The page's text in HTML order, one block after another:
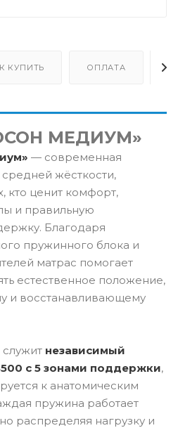
КУПИТЬ ОПЛАТА
МЕДИУМ»
— современная
жёсткости,
кто ценит комфорт,
и правильную
Благодаря
пружинного блока и
матрас помогает
естественное положение,
и восстанавливающему
независимый
с 5 зонами поддержки,
к анатомическим
пружина работает
распределяя нагрузку и